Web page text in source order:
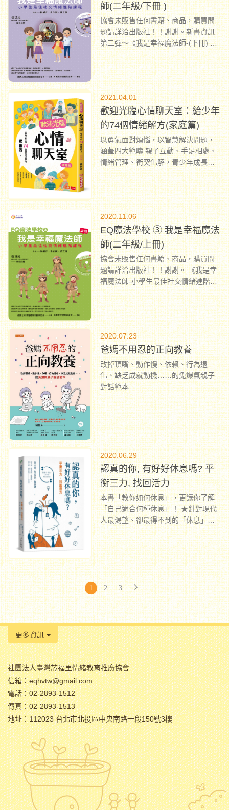
師(二年級/下冊 )
協會未販售任何書籍、商品，購買問
題請詳洽出版社！！謝謝。新書資訊
第二彈～《我是幸福魔法師-(下冊) 小
學生最佳社交情緒進階課程》專為低
年級的孩子量身打造的幸福魔法學
校，要繼續帶大家邁向幸福了！大多
數二年級的孩子，都已進入認知發展
的具體運思期，孩子開始具有了解想
法…...
2021.04.01
歡迎光臨心情聊天室：給少年
的74個情緒解方(家庭篇)
以勇氣面對煩惱，以智慧解決問題，
涵蓋四大範疇:親子互動、手足相處、
情緒管理、衝突化解，青少年成長過
程中最常見的情緒困擾。...
2020.11.06
EQ魔法學校 ③ 我是幸福魔法
師(二年級/上冊)
協會未販售任何書籍、商品，購買問
題請詳洽出版社！！謝謝。 《我是幸
福魔法師-小學生最佳社交情緒進階課
程》 這是一套專為低年級的孩子，量
身打造的EQ課程！ 繼國小一年級的
《我是心情魔法師》，睽違許久，這
次的二年級EQ魔法學校系列，要教教
大家如何成為幸福魔法師！...
2020.07.23
爸媽不用忍的正向教養
改掉頂嘴、動作慢、依賴、行為退
化、缺乏成就動機……的免爆氣親子
對話範本...
2020.06.29
認真的你, 有好好休息嗎? 平
衡三力, 找回活力
本書「教你如何休息」，更讓你了解
「自己適合何種休息」！ ★針對現代
人最渴望、卻最得不到的「休息」，
提出最新「三力架構」：體力、腦
力、心力平衡充電，才是真休息。 ★
三位臨床心理師合著，以臨床案例撰
成微小說，零壓力完美吸收！...
1 2 3
更多資訊
社團法人臺灣芯福里情緒教育推廣協會
信箱：eqhvtw@gmail.com
電話：02-2893-1512
傳真：02-2893-1513
地址：112023 台北市北投區中央南路一段150號3樓